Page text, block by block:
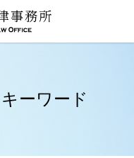
ーワード